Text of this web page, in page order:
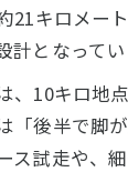
21キロメー
となってい
、10キロ地
「後半で脚
ス試走や、